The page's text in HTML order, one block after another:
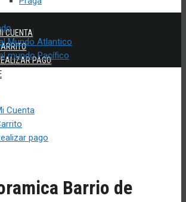
CUENTA
PAGO
Mundo Atlantico
mundo Pacífico
Cuenta
pago
Barrio de